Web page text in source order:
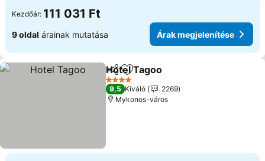
Kezdőár: 111 031 Ft
9 oldal árainak mutatása Árak megjelenítése
Megosztás
Hozzáadás a kedvencekhez
Hotel Tagoo
4 Kategória
9,5 Kiváló
2269
Mykonos-város